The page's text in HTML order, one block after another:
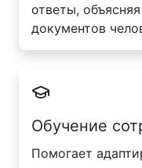
ответы,
документов
Обучение
Помогает